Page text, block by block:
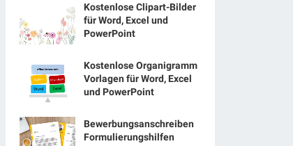
Kostenlose Clipart-Bilder
für Word, Excel und
PowerPoint
Kostenlose Organigramm
Vorlagen für Word, Excel
und PowerPoint
Bewerbungsanschreiben
Formulierungshilfen